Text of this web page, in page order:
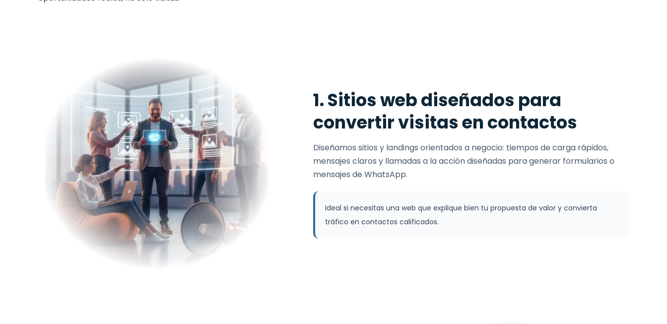
1. Sitios web diseñados para
convertir visitas en contactos
Diseñamos sitios y landings orientados a negocio: tiempos de carga rápidos,
mensajes claros y llamadas a la acción diseñadas para generar formularios o
mensajes de WhatsApp.
Ideal si necesitas una web que explique bien tu propuesta de valor y convierta
tráfico en contactos calificados.